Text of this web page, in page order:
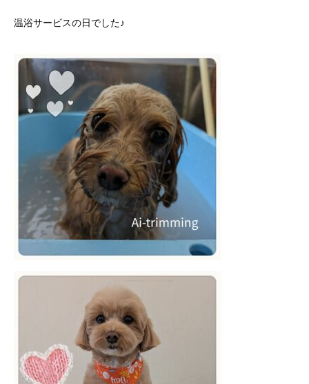
温浴サービスの日でした♪